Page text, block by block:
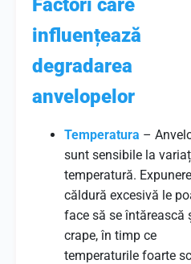
Factori care
influențează
degradarea
anvelopelor
Temperatura –
sunt sensibile la
temperatură.
căldură excesivă le
face să se întărească
crape, în timp ce
temperaturile foarte